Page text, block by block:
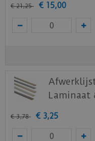
€ 21,25 € 15,00
Laminaat
€ 3,78 € 3,25